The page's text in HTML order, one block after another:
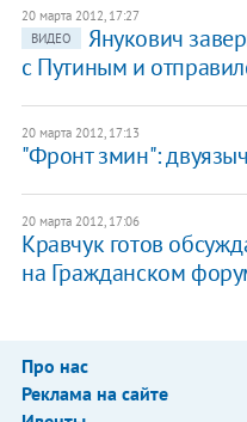
20 марта 2012, 17:27
ВИДЕО
Янукович
с Путиным и
20 марта 2012, 17:13
"Фронт змин":
20 марта 2012, 17:06
Кравчук готов
на Гражданском
Про нас
Реклама на сайте